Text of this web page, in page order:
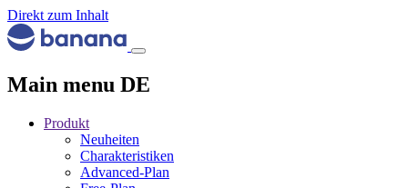
Direkt zum Inhalt
Main menu DE
Produkt
Neuheiten
Charakteristiken
Advanced-Plan